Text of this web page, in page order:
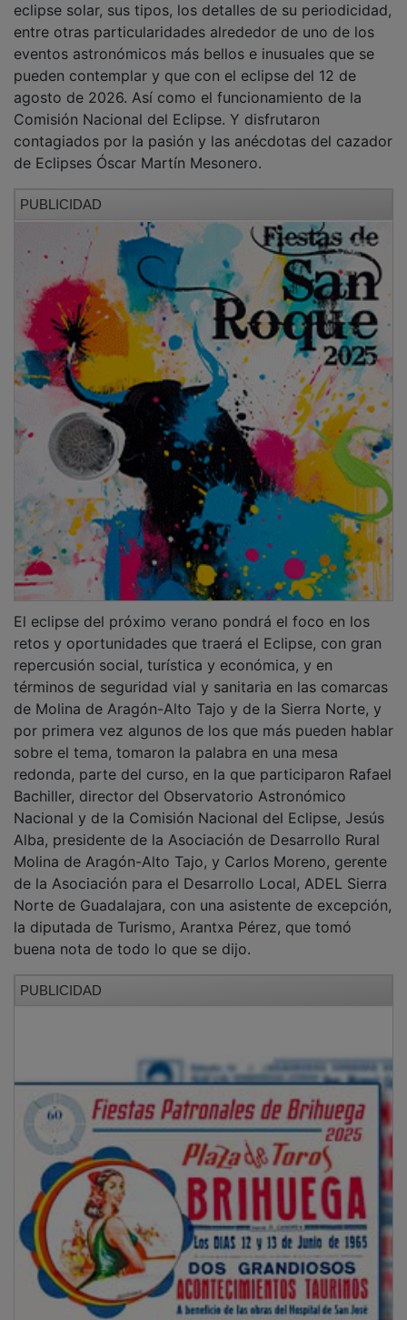
entre otras particularidades alrededor de uno de los
eventos astronómicos más bellos e inusuales que se
pueden contemplar y que con el eclipse del 12 de
agosto de 2026. Así como el funcionamiento de la
Comisión Nacional del Eclipse. Y disfrutaron
contagiados por la pasión y las anécdotas del cazador
de Eclipses Óscar Martín Mesonero.
retos y oportunidades que traerá el Eclipse, con gran
repercusión social, turística y económica, y en
términos de seguridad vial y sanitaria en las comarcas
de Molina de Aragón-Alto Tajo y de la Sierra Norte, y
por primera vez algunos de los que más pueden hablar
sobre el tema, tomaron la palabra en una mesa
redonda, parte del curso, en la que participaron Rafael
Bachiller, director del Observatorio Astronómico
Nacional y de la Comisión Nacional del Eclipse, Jesús
Alba, presidente de la Asociación de Desarrollo Rural
Molina de Aragón-Alto Tajo, y Carlos Moreno, gerente
de la Asociación para el Desarrollo Local, ADEL Sierra
Norte de Guadalajara, con una asistente de excepción,
la diputada de Turismo, Arantxa Pérez, que tomó
buena nota de todo lo que se dijo.